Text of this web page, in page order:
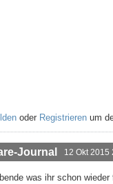
oder Registrieren um
Journal 12 Okt 2015
was ihr schon